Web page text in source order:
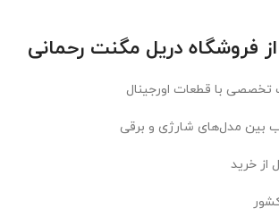
فروشگاه دریل مگنت رحمانی
تخصصی با قطعات اورجینال
بین مدل‌های شارژی و برقی
از خرید